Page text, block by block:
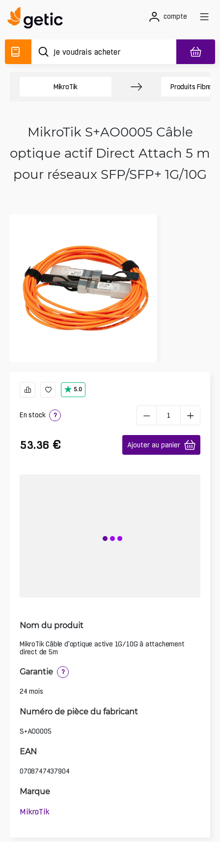
compte
MikroTik Produits Fibres
MikroTik S+AO0005 Câble
optique actif Direct Attach 5 m
pour réseaux SFP/SFP+ 1G/10G
5.0
En stock ?
53.36 € Ajouter au panier
Nom du produit
MikroTik Câble d'optique active 1G/10G à attachement
direct de 5m
Garantie ?
24 mois
Numéro de pièce du fabricant
S+AO0005
EAN
0708747437904
Marque
MikroTik